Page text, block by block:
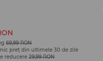
69,99 RON
preț din ultimele 30 de zile
reducere 29,99 RON